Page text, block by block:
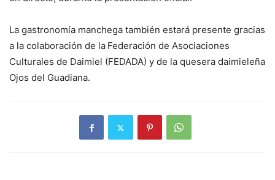
La gastronomía manchega también estará presente gracias
a la colaboración de la Federación de Asociaciones
Culturales de Daimiel (FEDADA) y de la quesera daimieleña
Ojos del Guadiana.